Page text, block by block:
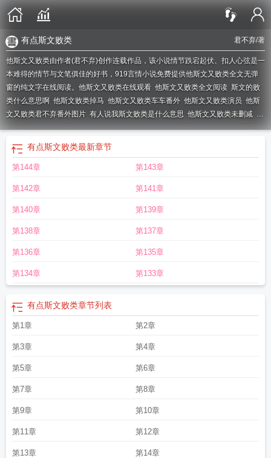
君不弃/著
有点斯文败类
他斯文又败类由作者(君不弃)创作连载作品，该小说情节跌宕起伏、扣人心弦是一
本难得的情节与文笔俱佳的好书，919言情小说免费提供他斯文又败类全文无弹
窗的纯文字在线阅读。 他斯文又败类在线观看 他斯文又败类全文阅读 斯文的败
类什么意思啊 他斯文败类掉马 他斯文又败类车车番外 他斯文又败类演员 他斯
文又败类君不弃番外图片 有人说我斯文败类是什么意思 他斯文又败类未删减 斯
文败类男生什么意思啊他斯文又败类短剧免费网络用语斯文败类什么意思啊
斯文败类短剧 他斯文又败类君不弃番外车车镜像图
是被斯文败类套路了
斯文又败类君不弃
他斯文又败类短剧男主他斯文又败类短剧免费观看
女主角是谁
斯文败类晋江
文又败类TXT百度资源免费
类似斯文的败类的名字
减他斯文又败类 君不弃 他斯文又败类超话
斯文又败类什么时候播出
他斯文又败类全文免费阅读
又败类35章番外
他斯文又败类车斯文败类的她
99番外斯文败类型男友自古斯文多败类斯文多败类下一句他斯文又败类百
度他斯文又败类君不弃番外他斯文又败类番外
类的短剧他斯文又败类君不弃99超话他斯文又败类沈烟他斯文又败类男主是
谁斯文败类*你 他斯文又败类微博镜像图
吗 他斯文又败类短剧在线观看 他斯文又败类君不弃免费
有点斯文败类最新章节
第144章 第143章
第142章 第141章
第140章 第139章
第138章 第137章
第136章 第135章
第134章 第133章
有点斯文败类章节列表
第1章 第2章
第3章 第4章
第5章 第6章
第7章 第8章
第9章 第10章
第11章 第12章
第13章 第14章